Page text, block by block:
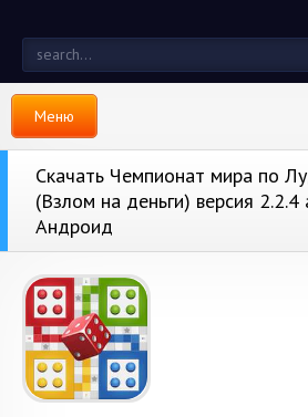
Меню
Скачать Чемпионат мира по
(Взлом на деньги) версия 2.2.4
Андроид